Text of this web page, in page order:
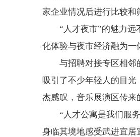
家企业情况后进行比较和
“人才夜市”的魅力
化体验与夜市经济融为
与招聘对接专区相邻
吸引了不少年轻人的目光
杰感叹，音乐展演区传来
“人才公寓是我们服
身临其境地感受武进宜